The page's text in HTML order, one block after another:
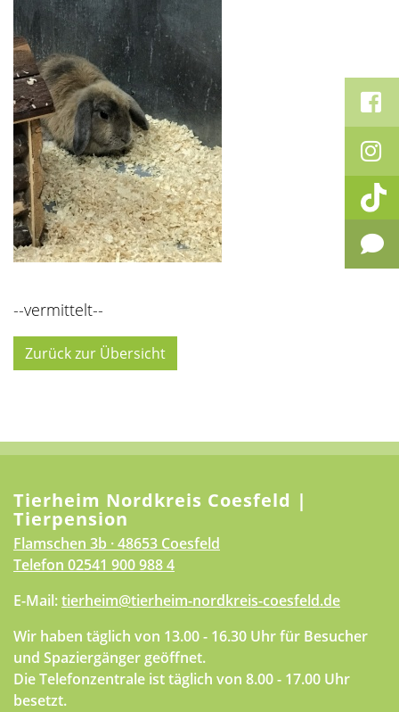
--vermittelt--
Zurück zur Übersicht
Tierheim Nordkreis Coesfeld |
Tierpension
Flamschen 3b · 48653 Coesfeld
Telefon 02541 900 988 4
E-Mail:tierheim@tierheim-nordkreis-coesfeld.de
Wir haben täglich von 13.00 - 16.30 Uhr für Besucher
und Spaziergänger geöffnet.
Die Telefonzentrale ist täglich von 8.00 - 17.00 Uhr
besetzt.